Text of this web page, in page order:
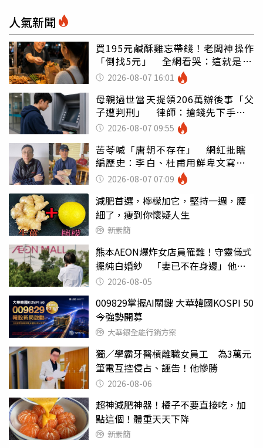
人氣新聞
買195元鹹酥雞忘帶錢！老闆神操作
「倒找5元」 全網看哭：這就是台
灣 2026-08-07 16:01
母親過世當天提領206萬辦後事「父
子遭判刑」 律師：搶錢先下手是
罪 2026-08-07 09:55
苦苓喊「唐朝不存在」 網紅批瞎
編歷史：李白、杜甫用鮮卑文寫
詩？2026-08-07 07:09
減肥首選，檸檬加它，堅持一週，腰
細了，瘦到你懷疑人生
新素簡
熊本AEON爆炸女店員罹難！守靈儀式
擺純白婚紗 「妻已不在身邊」他淚
喊：無法想像
2026-08-05
009829掌握AI關鍵 大華韓國KOSPI 50
今強勢開募
大華銀全能行銷方案
獨／學霸牙醫槓離職女員工 為3萬元
筆電互控侵占、誣告！他慘勝
2026-08-06
超神減肥神器！橘子不要直接吃，加
點這個！體重天天下降
新素簡